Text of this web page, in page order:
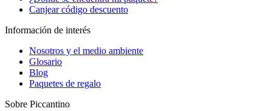
Canjear código descuento
Información de interés
Nosotros y el medio ambiente
Glosario
Blog
Paquetes de regalo
Sobre Piccantino